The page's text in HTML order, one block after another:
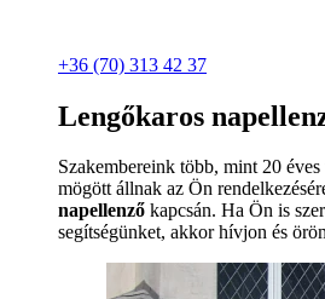
+36 (70) 313 42 37
Lengőkaros
Szakembereink több, mint 20 éves
mögött állnak az Ön
napellenző kapcsán. Ha Ön is
segítségünket, akkor hívjon és